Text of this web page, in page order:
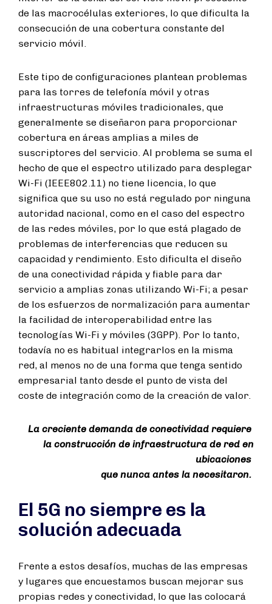
de las macrocélulas exteriores, lo que dificulta la
consecución de una cobertura constante del
servicio móvil.
Este tipo de configuraciones plantean problemas
para las torres de telefonía móvil y otras
infraestructuras móviles tradicionales, que
generalmente se diseñaron para proporcionar
cobertura en áreas amplias a miles de
suscriptores del servicio. Al problema se suma el
hecho de que el espectro utilizado para desplegar
Wi-Fi (IEEE802.11) no tiene licencia, lo que
significa que su uso no está regulado por ninguna
autoridad nacional, como en el caso del espectro
de las redes móviles, por lo que está plagado de
problemas de interferencias que reducen su
capacidad y rendimiento. Esto dificulta el diseño
de una conectividad rápida y fiable para dar
servicio a amplias zonas utilizando Wi-Fi; a pesar
de los esfuerzos de normalización para aumentar
la facilidad de interoperabilidad entre las
tecnologías Wi-Fi y móviles (3GPP). Por lo tanto,
todavía no es habitual integrarlos en la misma
red, al menos no de una forma que tenga sentido
empresarial tanto desde el punto de vista del
coste de integración como de la creación de valor.
La creciente demanda de conectividad requiere
la construcción de infraestructura de red en
ubicaciones
que nunca antes la necesitaron.
El 5G no siempre es la
solución adecuada
Frente a estos desafíos, muchas de las empresas
y lugares que encuestamos buscan mejorar sus
propias redes y conectividad, lo que las colocará